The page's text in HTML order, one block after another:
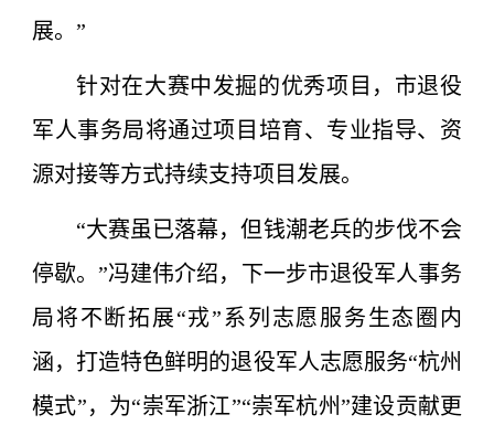
展。”
针对在大赛中发掘的优秀项目，市退役
军人事务局将通过项目培育、专业指导、资
源对接等方式持续支持项目发展。
“大赛虽已落幕，但钱潮老兵的步伐不会
停歇。”冯建伟介绍，下一步市退役军人事务
局将不断拓展“戎”系列志愿服务生态圈内
涵，打造特色鲜明的退役军人志愿服务“杭州
模式”，为“崇军浙江”“崇军杭州”建设贡献更